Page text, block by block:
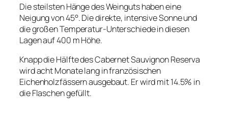
Die steilsten Hänge des Weinguts haben eine
Neigung von 45°. Die direkte, intensive Sonne und
die großen Temperatur-Unterschiede in diesen
Lagen auf 400 m Höhe.
Knapp die Hälfte des Cabernet Sauvignon Reserva
wird acht Monate lang in französischen
Eichenholzfässern ausgebaut. Er wird mit 14.5% in
die Flaschen gefüllt.